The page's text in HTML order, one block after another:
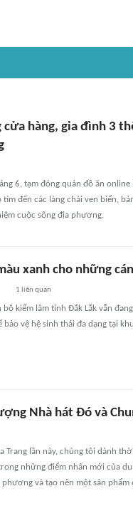
cửa hàng, gia đình 3
6, tạm đóng quán đồ ăn
tìm đến các làng chài ven biển,
cuộc sống địa phương.
xanh cho những
1 liên quan
bộ kiểm lâm tỉnh Đắk Lắk vẫn
bảo vệ hệ sinh thái đa dạng tại
Nhà hát Đó và
Trang lần này, chúng tôi dành
những điểm nhấn mới của
phương và tạo nên một sản